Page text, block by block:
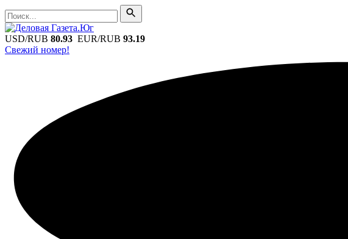
Поиск
Поиск
USD/RUB 80.93 EUR/RUB 93.19
Свежий номер!